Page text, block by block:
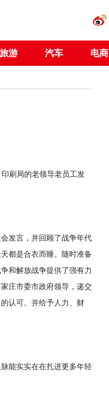
旅游 汽车 电商
刷局的老领导老员工发
发言，并回顾了战争年代
都是合衣而睡。随时准备
和解放战争提供了强有力
庄市委市政府领导，递交
认可。并给予人力、财
能实实在在扎进更多年轻